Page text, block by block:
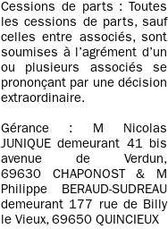
Cessions de parts : Toutes
les cessions de parts, sauf
celles entre associés, sont
soumises à l’agrément d’un
ou plusieurs associés se
prononçant par une décision
extraordinaire.
Gérance : M Nicolas
JUNIQUE demeurant 41 bis
avenue de Verdun,
69630 CHAPONOST & M
Philippe BERAUD-SUDREAU
demeurant 177 rue de Billy
le Vieux, 69650 QUINCIEUX